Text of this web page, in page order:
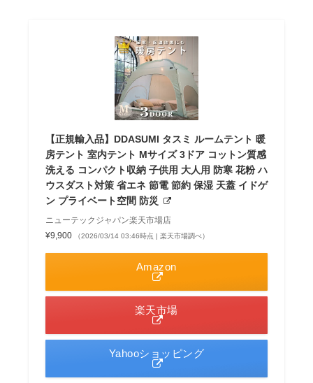
【正規輸入品】DDASUMI タスミ ルームテント 暖
房テント 室内テント Mサイズ 3ドア コットン質感
洗える コンパクト収納 子供用 大人用 防寒 花粉 ハ
ウスダスト対策 省エネ 節電 節約 保湿 天蓋 イドゲ
ン プライベート空間 防災
ニューテックジャパン楽天市場店
¥9,900
（2026/03/14 03:46時点 | 楽天市場調べ）
Amazon
楽天市場
Yahooショッピング